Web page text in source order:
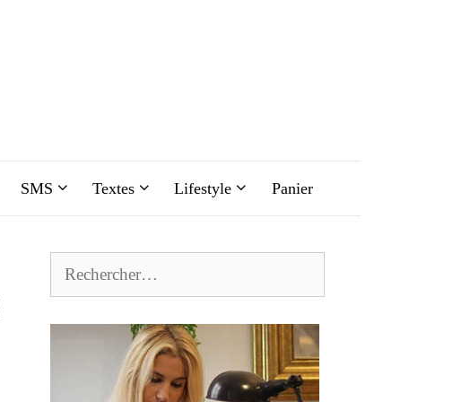
SMS Textes Lifestyle Panier